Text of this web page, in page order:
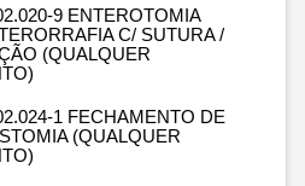
9 ENTEROTOMIA
C/ SUTURA /
(QUALQUER
1 FECHAMENTO DE
(QUALQUER